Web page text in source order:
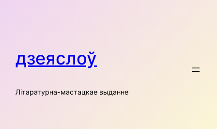
дзеяслоў
Літаратурна-мастацкае выданне